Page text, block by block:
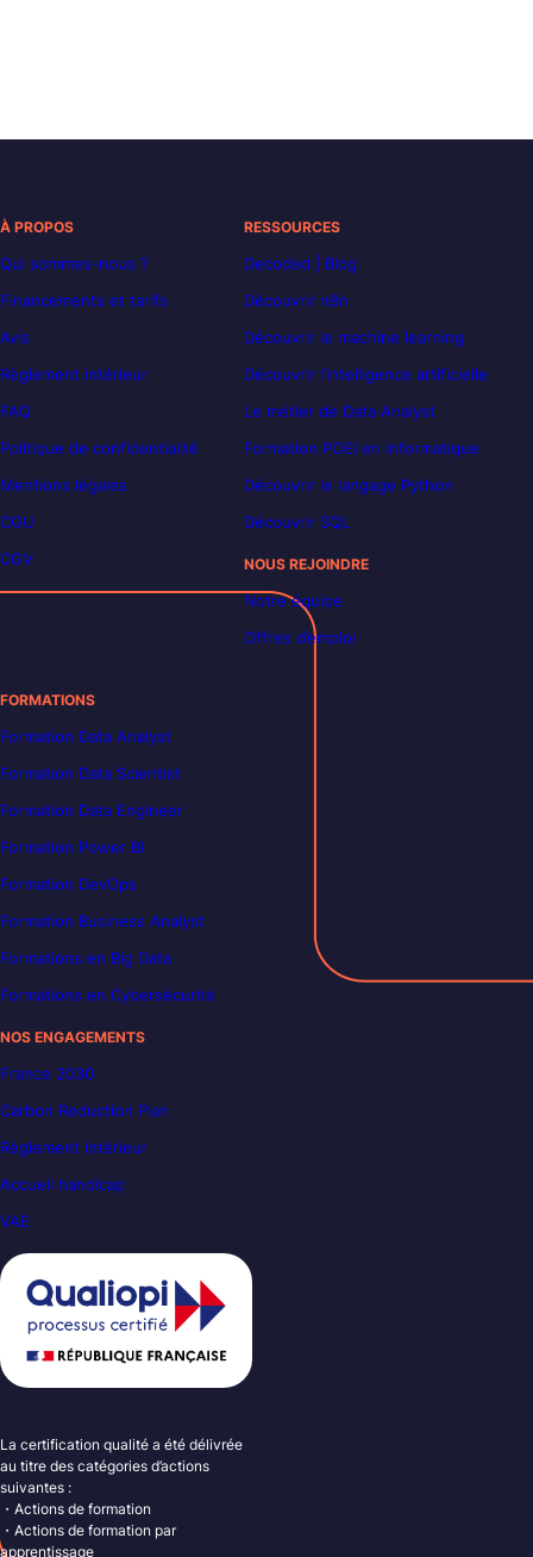
À PROPOS
Qui sommes-nous ?
Financements et tarifs
Avis
Règlement intérieur
FAQ
Politique de confidentialité
Mentions légales
CGU
CGV
RESSOURCES
Decoded | Blog
Découvrir n8n
Découvrir le machine learning
Découvrir l’intelligence artificielle
Le métier de Data Analyst
Formation POEI en informatique
Découvrir le langage Python
Découvrir SQL
NOUS REJOINDRE
Notre équipe
Offres d’emploi
FORMATIONS
Formation Data Analyst
Formation Data Scientist
Formation Data Engineer
Formation Power BI
Formation DevOps
Formation Business Analyst
Formations en Big Data
Formations en Cybersécurité
NOS ENGAGEMENTS
France 2030
Carbon Reduction Plan
Règlement intérieur
Accueil handicap
VAE
La certification qualité a été délivrée
au titre des catégories d’actions
suivantes :
・Actions de formation
・Actions de formation par
apprentissage